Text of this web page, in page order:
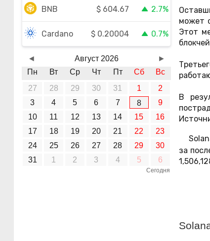
может
Этот
В
за
BNB $ 604.67 2.7%
Cardano $ 0.20004 0.7%
Август 2026
Пн
Вт Ср Чт Пт Сб
Вс
27
28 29 30 31 1
2
3
4 5 6 7 8
9
10
11 12 13 14 15
16
17
18 19 20 21 22
23
24
25 26 27 28 29
30
31
1 2 3 4 5 6
Сегодня
◄ ►